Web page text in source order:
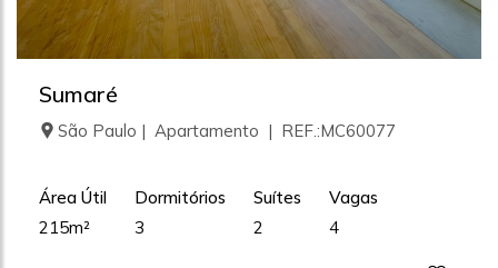
Sumaré
São Paulo | Apartamento | REF.:MC60077
Área Útil
215m²
Dormitórios
3
Suítes
2
Vagas
4